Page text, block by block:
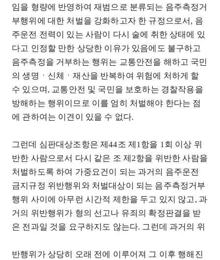
임을 형량에 반영하여 재범으로 분류되는 음주측정거
부행위에 대한 처벌을 강화하고자 한 규정으로서, 음
주운전 전력이 있는 사람이 다시 술에 취한 상태에 있
다고 인정할 만한 상당한 이유가 있음에도 불구하고
음주측정을 거부하는 행위는 교통안전을 해하고 국민
의 생명ㆍ신체ㆍ재산을 반복하여 위험에 처하게 할
수 있으며, 교통안전 및 국민을 보호하는 경찰작용을
방해하는 행위이므로 이를 엄히 처벌해야 한다는 점
에 관하여는 이견이 있을 수 없다.
그런데 심판대상조항은 제44조 제1항을 1회 이상 위
반한 사람으로서 다시 같은 조 제2항을 위반한 사람을
처벌하도록 하여 가중요건이 되는 과거의 음주운전
금지규정 위반행위와 처벌대상이 되는 음주측정거부
행위 사이에 아무런 시간적 제한을 두고 있지 않고, 과
거의 위반행위가 형의 선고나 유죄의 확정판결을 받
은 전과일 것을 요구하지도 않는다. 그런데 과거의 위
반행위가 상당히 오래 전에 이루어져 그 이후 행해진